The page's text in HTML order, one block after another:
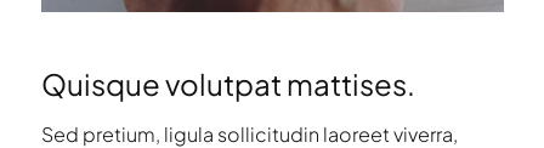
Quisque volutpat mattises.
Sed pretium, ligula sollicitudin laoreet viverra,